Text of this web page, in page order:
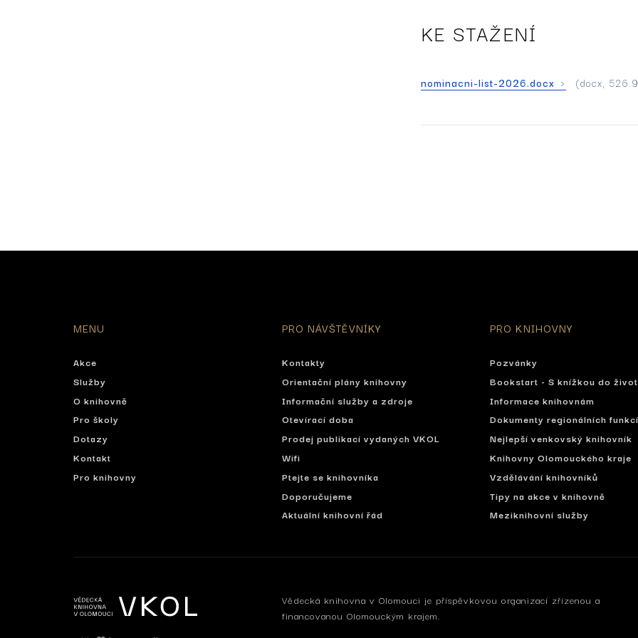
KE STAŽENÍ
nominacni-list-2026.docx (docx,
MENU
Akce
Služby
O knihovně
Pro školy
Dotazy
Kontakt
Pro knihovny
PRO NÁVŠTĚVNÍKY
Kontakty
Orientační plány knihovny
Informační služby a zdroje
Otevírací doba
Prodej publikací vydaných VKOL
Wifi
Ptejte se knihovníka
Doporučujeme
Aktuální knihovní řád
PRO KNIHOVNY
Pozvánky
Bookstart - S knížkou do
Informace knihovnám
Dokumenty regionálních funkcí
Nejlepší venkovský knihovník
Knihovny Olomouckého kraje
Vzdělávání knihovníků
Tipy na akce v knihovně
Meziknihovní služby
Vědecká knihovna v Olomouci je příspěvkovou organizací zřízenou a
financovanou Olomouckým krajem.